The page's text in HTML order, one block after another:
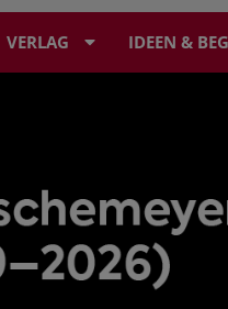
VERLAG IDEEN &